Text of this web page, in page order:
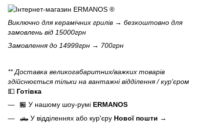
Виключно длякерамічних грилів → безкоштовно для
замовлень від 15000грн
Замовлення до 14999грн → 700грн
** Доставка великогабаритних/важких товарів
здійснюється тільки на вантажні відділення / кур'єром
💵 Готівка
🏪 У нашому шоу-румі ERMANOS
🛻 У відділеннях або кур'єру Нової пошти →